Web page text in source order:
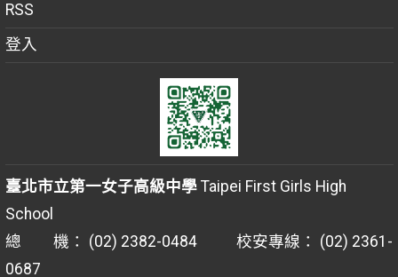
RSS
登入
臺北市立第一女子高級中學Taipei First Girls High
School
總 機： (02) 2382-0484 校安專線： (02) 2361-
0687